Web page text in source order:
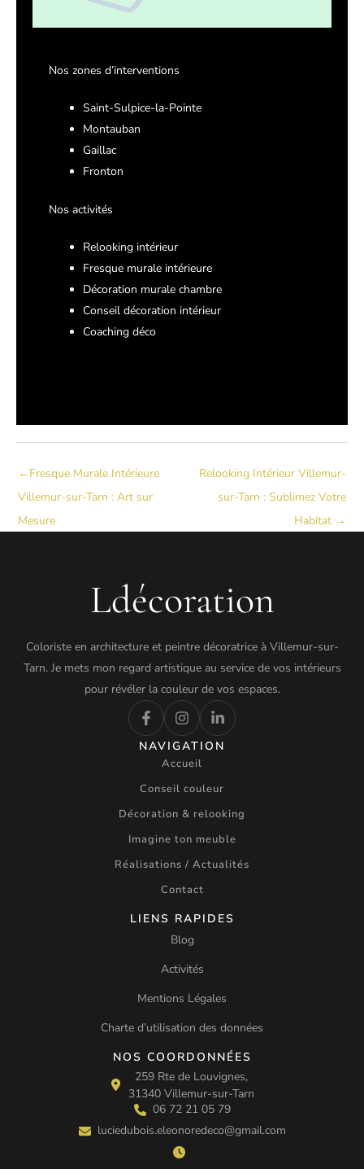
Nos zones d’interventions
Saint-Sulpice-la-Pointe
Montauban
Gaillac
Fronton
Nos activités
Relooking intérieur
Fresque murale intérieure
Décoration murale chambre
Conseil décoration intérieur
Coaching déco
←Fresque Murale Intérieure
Villemur-sur-Tarn : Art sur
Mesure
Relooking Intérieur Villemur-
sur-Tarn : Sublimez Votre
Habitat →
Ldécoration
Coloriste en architecture et peintre décoratrice à Villemur-sur-
Tarn. Je mets mon regard artistique au service de vos intérieurs
pour révéler la couleur de vos espaces.
NAVIGATION
Accueil
Conseil couleur
Décoration & relooking
Imagine ton meuble
Réalisations / Actualités
Contact
LIENS RAPIDES
Blog
Activités
Mentions Légales
Charte d’utilisation des données
NOS COORDONNÉES
259 Rte de Louvignes,
31340 Villemur-sur-Tarn
06 72 21 05 79
luciedubois.eleonoredeco@gmail.com